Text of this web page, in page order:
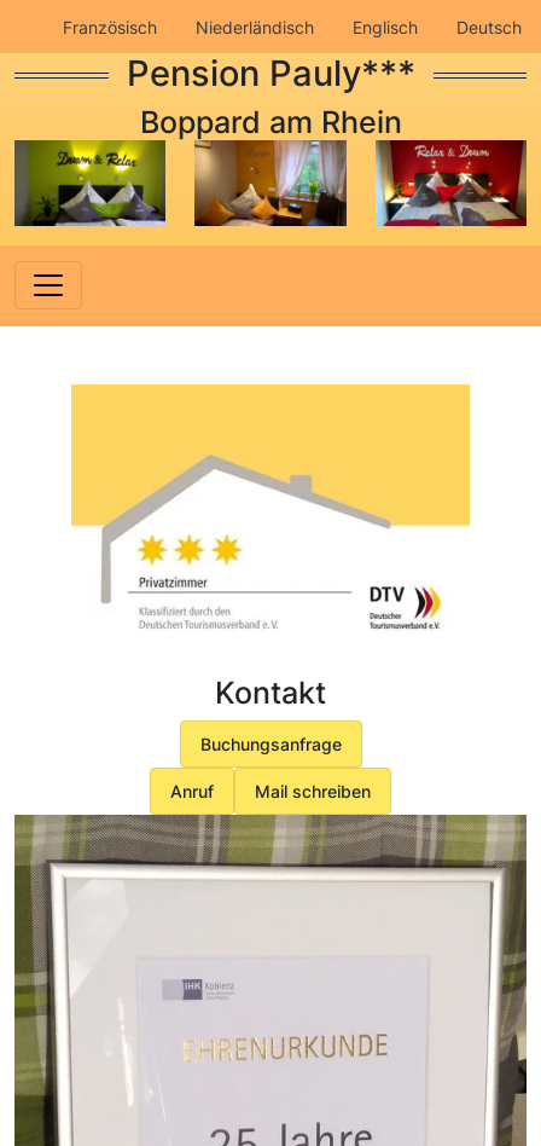
Französisch Niederländisch Englisch Deutsch
Impressum Datenschutz
Pension Pauly***
Boppard am Rhein
Kontakt
Buchungsanfrage
Anruf Mail schreiben